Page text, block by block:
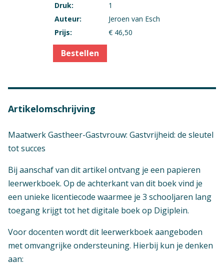
Druk:
1
Auteur:
Jeroen van Esch
Prijs:
€ 46,50
Bestellen
Artikelomschrijving
Maatwerk Gastheer-Gastvrouw: Gastvrijheid: de sleutel
tot succes
Bij aanschaf van dit artikel ontvang je een papieren
leerwerkboek. Op de achterkant van dit boek vind je
een unieke licentiecode waarmee je 3 schooljaren lang
toegang krijgt tot het digitale boek op Digiplein.
Voor docenten wordt dit leerwerkboek aangeboden
met omvangrijke ondersteuning. Hierbij kun je denken
aan: